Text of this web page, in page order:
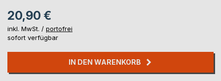
20,90 €
inkl. MwSt. / portofrei
sofort verfügbar
IN DEN WARENKORB